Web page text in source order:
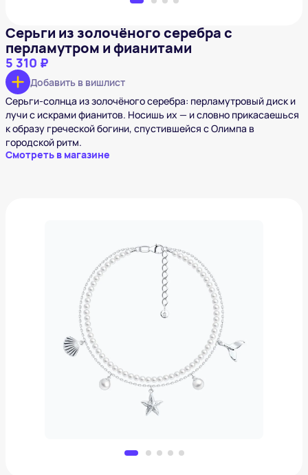
Серьги из золочёного серебра с
перламутром и фианитами
5 310 ₽
Добавить в вишлист
Серьги-солнца из золочёного серебра: перламутровый диск и
лучи с искрами фианитов. Носишь их — и словно прикасаешься
к образу греческой богини, спустившейся с Олимпа в
городской ритм.
Смотреть в магазине
Браслет на ногу из серебра с синтетическим
Добавить в вишлист